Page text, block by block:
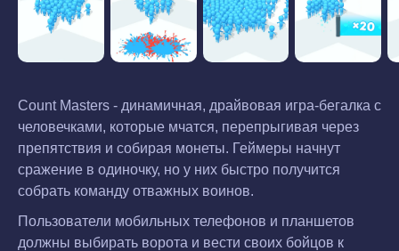
Count Masters - динамичная, драйвовая игра-бегалка с
человечками, которые мчатся, перепрыгивая через
препятствия и собирая монеты. Геймеры начнут
сражение в одиночку, но у них быстро получится
собрать команду отважных воинов.
Пользователи мобильных телефонов и планшетов
должны выбирать ворота и вести своих бойцов к